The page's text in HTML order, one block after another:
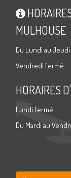
MULHOUSE
Du Lundi au
Vendredi fermé
HORAIRES
Lundi fermé
Du Mardi au